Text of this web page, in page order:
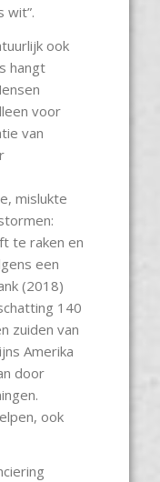
wit”.
ook
hangt
voor
van
mislukte
te raken en
een
(2018)
140
zuiden van
Amerika
door
ook